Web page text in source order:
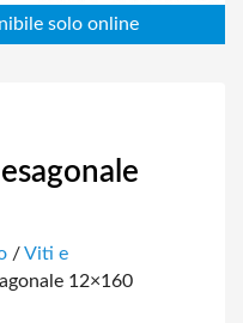
/Viti e
12×160